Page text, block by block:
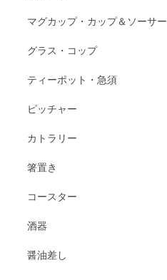
マグカップ・カップ＆ソーサー
グラス・コップ
ティーポット・急須
ピッチャー
カトラリー
箸置き
コースター
酒器
醤油差し